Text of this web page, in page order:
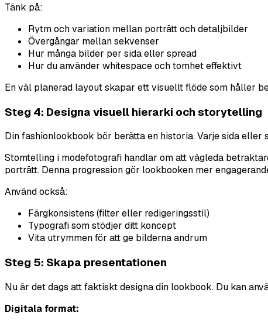
Tänk på:
Rytm och variation mellan porträtt och detaljbilder
Övergångar mellan sekvenser
Hur många bilder per sida eller spread
Hur du använder whitespace och tomhet effektivt
En väl planerad layout skapar ett visuellt flöde som håller
Steg 4: Designa visuell hierarki och storytelling
Din fashionlookbook bör berätta en historia. Varje sida
Stomtelling i modefotografi handlar om att vägleda
Använd också:
Färgkonsistens (filter eller redigeringsstil)
Typografi som stödjer ditt koncept
Vita utrymmen för att ge bilderna andrum
Steg 5: Skapa presentationen
Nu är det dags att faktiskt designa din lookbook. Du kan
Digitala format: